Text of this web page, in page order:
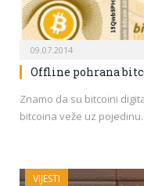
09.07.2014
Offline pohrana
Znamo da su bitcoini
bitcoina veže uz
VIJESTI